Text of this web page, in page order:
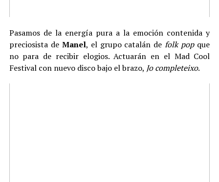
Pasamos de la energía pura a la emoción contenida y
preciosista de Manel, el grupo catalán defolk popque
no para de recibir elogios. Actuarán en el Mad Cool
Festival con nuevo disco bajo el brazo, Jo completeixo.